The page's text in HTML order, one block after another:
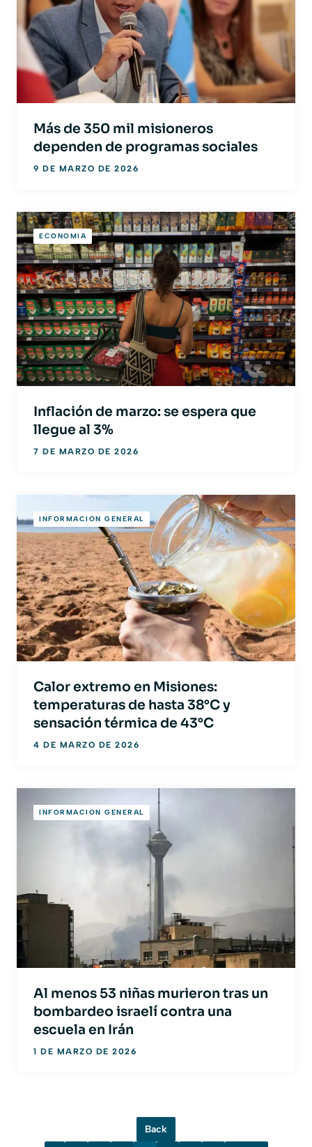
Más de 350 mil misioneros
dependen de programas sociales
9 DE MARZO DE 2026
ECONOMIA
Inflación de marzo: se espera que
llegue al 3%
7 DE MARZO DE 2026
INFORMACION GENERAL
Calor extremo en Misiones:
temperaturas de hasta 38°C y
sensación térmica de 43°C
4 DE MARZO DE 2026
INFORMACION GENERAL
Al menos 53 niñas murieron tras un
bombardeo israelí contra una
escuela en Irán
1 DE MARZO DE 2026
Back